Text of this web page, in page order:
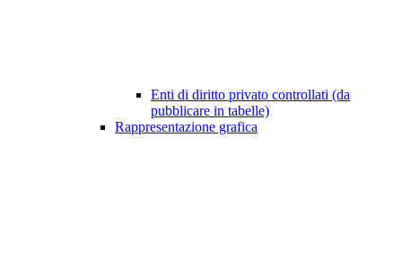
Enti di diritto privato controllati (da
pubblicare in tabelle)
Rappresentazione grafica